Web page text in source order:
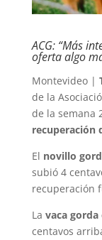
ACG: “Más
oferta algo
Montevideo |
de la
de la semana
recuperación
El novillo
subió 4
recuperación
La vaca gorda
centavos